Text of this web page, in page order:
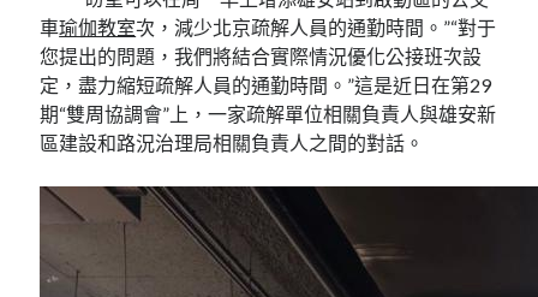
車瑜伽教室次，減少北京疏解人員的通勤時間。”“對于
您提出的問題，我們將結合實際情況優化公接班次設
定，盡力縮短疏解人員的通勤時間。”這是近日在第29
期“雙周協調會”上，一家疏解單位相關負責人與雄安新
區建設和路況治理局相關負責人之間的對話。